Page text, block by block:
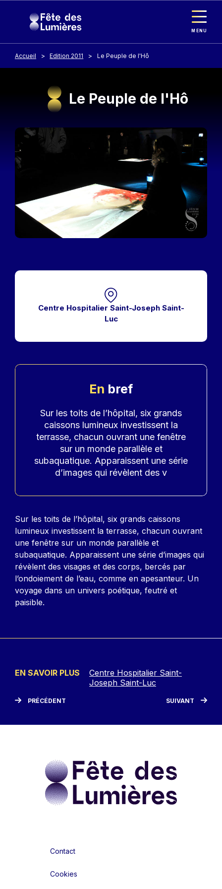
MENU
Accueil Edition 2011 Le Peuple de l'Hô
Le Peuple de l'Hô
Image
Centre Hospitalier Saint-Joseph Saint-
Luc
En bref
Accroche
Sur les toits de l’hôpital, six grands
caissons lumineux investissent la
terrasse, chacun ouvrant une fenêtre
sur un monde parallèle et
subaquatique. Apparaissent une série
d’images qui révèlent des v
Contenu
Sur les toits de l’hôpital, six grands caissons
lumineux investissent la terrasse, chacun ouvrant
une fenêtre sur un monde parallèle et
subaquatique. Apparaissent une série d’images qui
révèlent des visages et des corps, bercés par
l’ondoiement de l’eau, comme en apesanteur. Un
voyage dans un univers poétique, feutré et
paisible.
EN SAVOIR PLUS
Centre Hospitalier Saint-
Joseph Saint-Luc
PRÉCÉDENT SUIVANT
Contact
Cookies